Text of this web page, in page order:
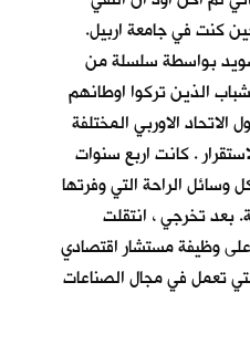
كنت في جامعة اربيل.
بواسطة سلسلة من
الذين تركوا اوطانهم
الاتحاد الاوربي المختلفة
. كانت اربع سنوات
الراحة التي وفرتها
بعد تخرجي ، انتقلت
وظيفة مستشار اقتصادي
تعمل في مجال الصناعات